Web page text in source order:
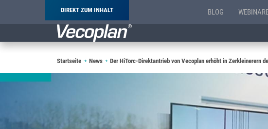
DIREKT ZUM INHALT BLOG
Pfadnavigation
Startseite News Der HiTorc-Direktantrieb von Vecoplan erhöht in Zerkleinerern